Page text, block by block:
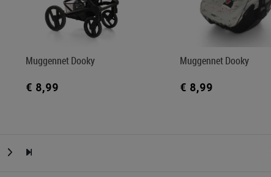
Muggennet Dooky
€ 8,99
Muggennet Dooky
€ 8,99